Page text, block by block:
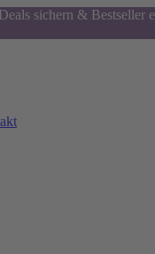
sichern & Bestseller